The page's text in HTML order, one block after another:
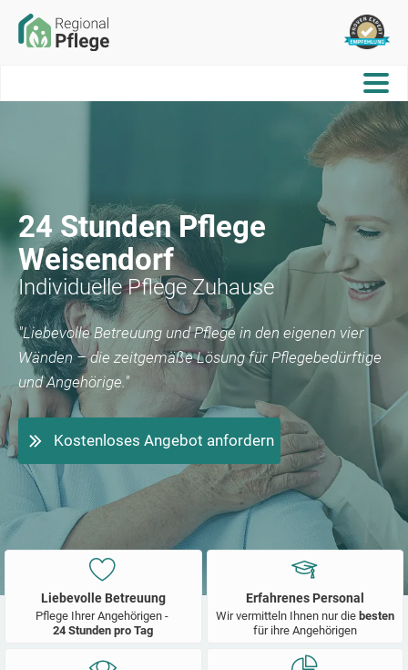
24 Stunden Pflege
Weisendorf
Individuelle Pflege Zuhause
"Liebevolle Betreuung und Pflege in den eigenen vier
Wänden – die zeitgemäße Lösung für Pflegebedürftige
und Angehörige."
Kostenloses Angebot anfordern
Liebevolle Betreuung
Pflege Ihrer Angehörigen -
24 Stunden pro Tag
Erfahrenes Personal
Wir vermitteln Ihnen nur die besten
für ihre Angehörigen